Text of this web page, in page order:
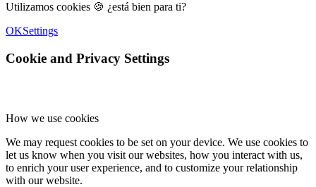
Utilizamos cookies 🍪 ¿está bien para ti?
OKSettings
Cookie and Privacy Settings
How we use cookies
We may request cookies to be set on your device. We use cookies to
let us know when you visit our websites, how you interact with us,
to enrich your user experience, and to customize your relationship
with our website.